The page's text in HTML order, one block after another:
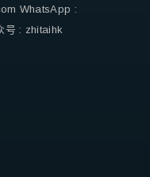
WhatsApp :
号 : zhitaihk